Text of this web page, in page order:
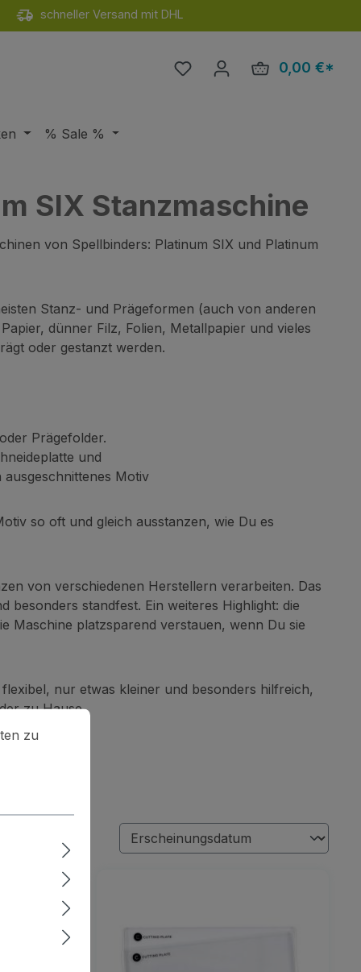
schneller Versand mit DHL
Du hast 0 Produkte auf
0,00 €*
% Sale %
SIX Stanzmaschine
von Spellbinders: Platinum SIX und Platinum
Stanz- und Prägeformen (auch von anderen
dünner Filz, Folien, Metallpapier und vieles
oder gestanzt werden.
Prägefolder.
und
Motiv
so oft und gleich ausstanzen, wie Du es
von verschiedenen Herstellern verarbeiten. Das
besonders standfest. Ein weiteres Highlight: die
Maschine platzsparend verstauen, wenn Du sie
nur etwas kleiner und besonders hilfreich,
zu Hause.
zu können.
Mehr Informationen ...
zu